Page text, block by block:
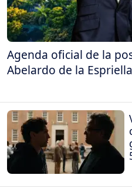
Agenda oficial de la
Abelardo de la Espriella